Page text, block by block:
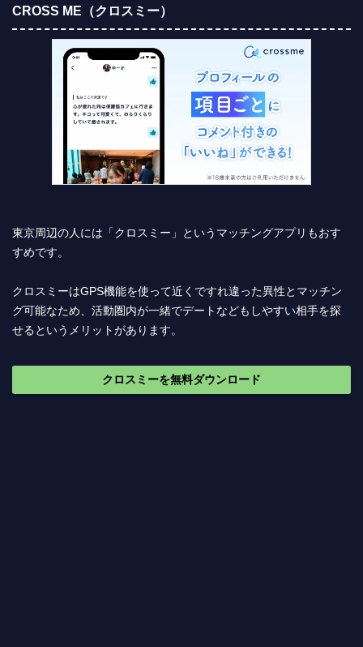
CROSS ME（クロスミー）
東京周辺の人には「クロスミー」というマッチングアプリもおす
すめです。
クロスミーはGPS機能を使って近くですれ違った異性とマッチン
グ可能なため、活動圏内が一緒でデートなどもしやすい相手を探
せるというメリットがあります。
クロスミーを無料ダウンロード